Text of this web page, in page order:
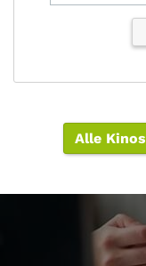
Alle